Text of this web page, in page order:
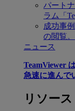
パート
ラム「
成功事例
の閲覧。
ニュース
TeamViewer
急速に進んで
リソース